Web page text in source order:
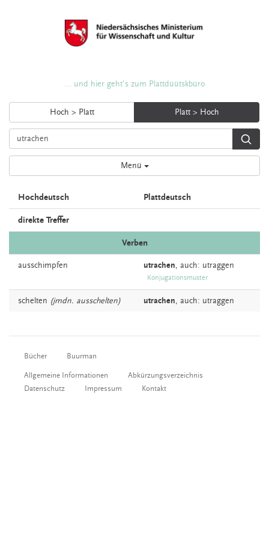
... und hier geht's zum Plattdüütskbüro
Hoch > Platt Platt > Hoch
Menü
Hochdeutsch Plattdeutsch
direkte Treffer
Verben
ausschimpfen utrachen, auch: utraggen
Konjugationsmuster
schelten (jmdn. ausschelten) utrachen, auch: utraggen
Bücher Buurman
Allgemeine Informationen
Abkürzungsverzeichnis
Datenschutz
Impressum Kontakt